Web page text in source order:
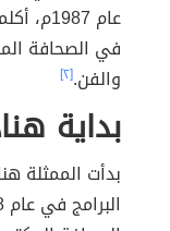
عام
في الصحافة
والفن.[٢]
بداية
بدأت الممثلة